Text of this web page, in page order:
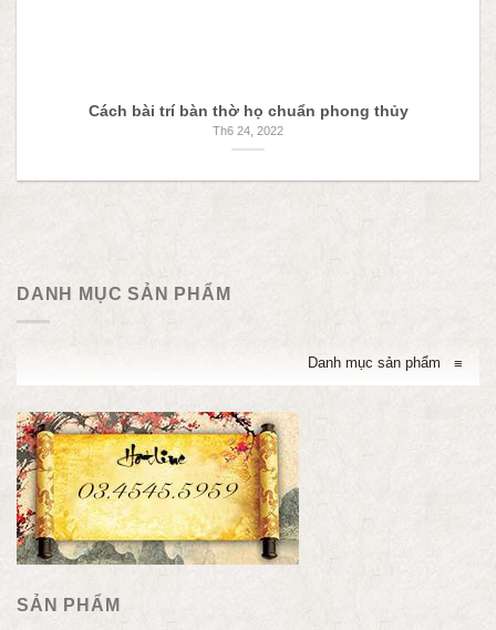
Cách bài trí bàn thờ họ chuẩn phong thủy
Th6 24, 2022
DANH MỤC SẢN PHẨM
Danh mục sản phẩm ≡
SẢN PHẨM